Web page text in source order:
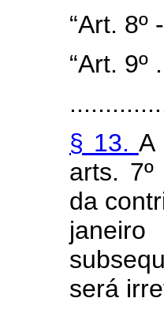
“Art. 8º
“Art.
§ 13. A
arts.
da
será